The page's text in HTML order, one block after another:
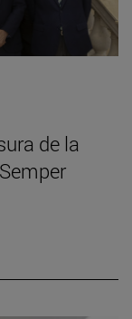
de la